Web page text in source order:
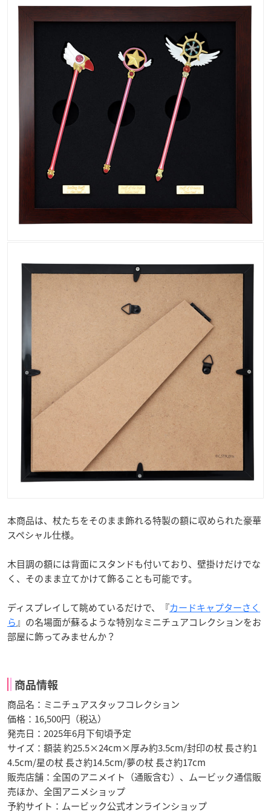
本商品は、杖たちをそのまま飾れる特製の額に収められた豪華
スペシャル仕様。
木目調の額には背面にスタンドも付いており、壁掛けだけでな
く、そのまま立てかけて飾ることも可能です。
ディスプレイして眺めているだけで、『カードキャプターさく
ら』の名場面が蘇るような特別なミニチュアコレクションをお
部屋に飾ってみませんか？
商品情報
商品名：ミニチュアスタッフコレクション
価格：16,500円（税込）
発売日：2025年6月下旬頃予定
サイズ：額装 約25.5×24cm×厚み約3.5cm/封印の杖 長さ約1
4.5cm/星の杖 長さ約14.5cm/夢の杖 長さ約17cm
販売店舗：全国のアニメイト（通販含む）、ムービック通信販
売ほか、全国アニメショップ
予約サイト：ムービック公式オンラインショップ